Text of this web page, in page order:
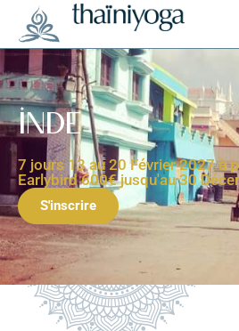
Inde
7 jours 13 au 20 Février 2027 à
Earlybird 600€ jusqu'au 30
S'inscrire